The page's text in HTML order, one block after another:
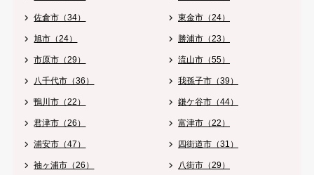
佐倉市（34） 東金市（24）
旭市（24） 勝浦市（23）
市原市（29） 流山市（55）
八千代市（36） 我孫子市（39）
鴨川市（22） 鎌ケ谷市（44）
君津市（26） 富津市（22）
浦安市（47） 四街道市（31）
袖ヶ浦市（26） 八街市（29）